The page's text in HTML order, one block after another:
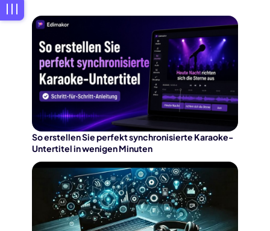
So erstellen Sie perfekt synchronisierte Karaoke-
Untertitel in wenigen Minuten